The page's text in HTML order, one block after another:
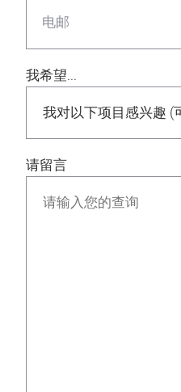
电邮
我希望...
请留言